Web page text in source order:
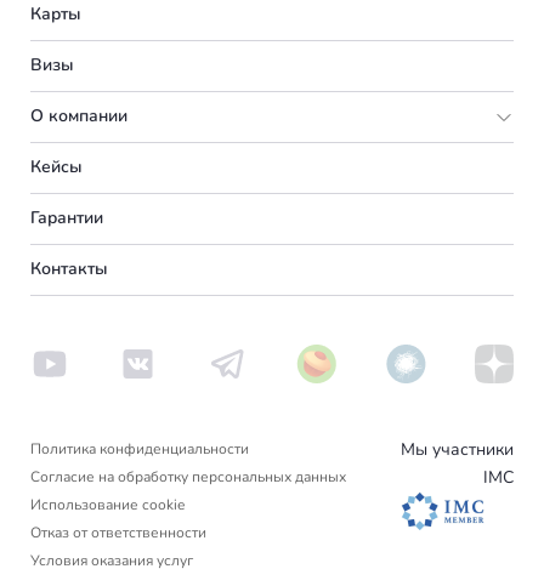
Болгария
Германия
Америка
Другие страны
Израиль
Гренада
Испания
Сербия
Турция
Черногория
Карты
Визы
О компании
Подбор программы
Вакансии
О нас
Вебинары
Новости
Блог
Кейсы
Гарантии
Контакты
Политика конфиденциальности
Согласие на обработку персональных данных
Использование cookie
Отказ от ответственности
Условия оказания услуг
Мы участники
IMC